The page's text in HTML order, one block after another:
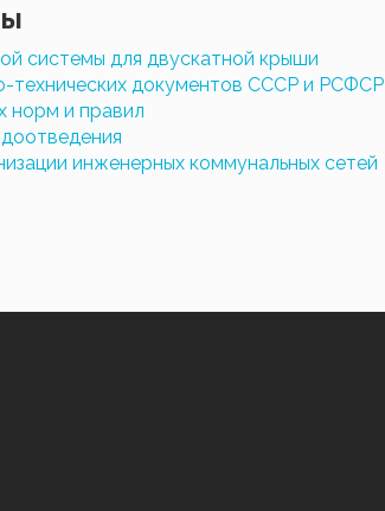
системы для двускатной крыши
технических документов СССР и РСФСР
норм и правил
инженерных коммунальных сетей